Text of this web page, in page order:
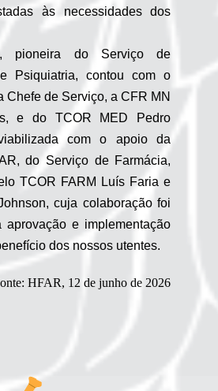
às necessidades dos
pioneira do Serviço de
Psiquiatria, contou com o
Chefe de Serviço, a CFR MN
e do TCOR MED Pedro
com o apoio da
do Serviço de Farmácia,
TCOR FARM Luís Faria e
cuja colaboração foi
aprovação e implementação
dos nossos utentes.
HFAR, 12 de junho de 2026